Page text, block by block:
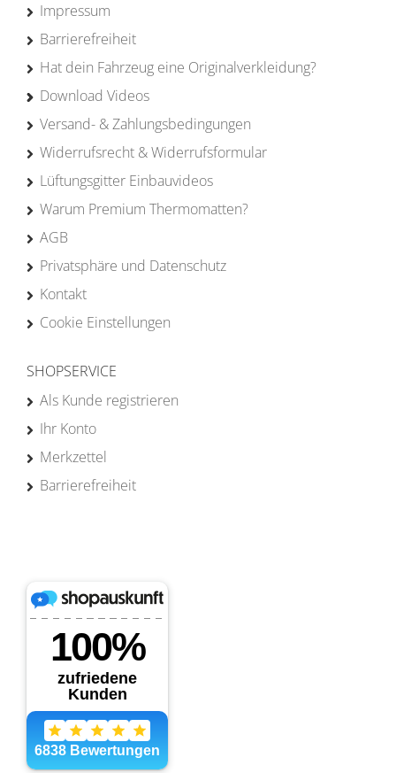
Impressum
Barrierefreiheit
Hat dein Fahrzeug eine Originalverkleidung?
Download Videos
Versand- & Zahlungsbedingungen
Widerrufsrecht & Widerrufsformular
Lüftungsgitter Einbauvideos
Warum Premium Thermomatten?
AGB
Privatsphäre und Datenschutz
Kontakt
Cookie Einstellungen
SHOPSERVICE
Als Kunde registrieren
Ihr Konto
Merkzettel
Barrierefreiheit